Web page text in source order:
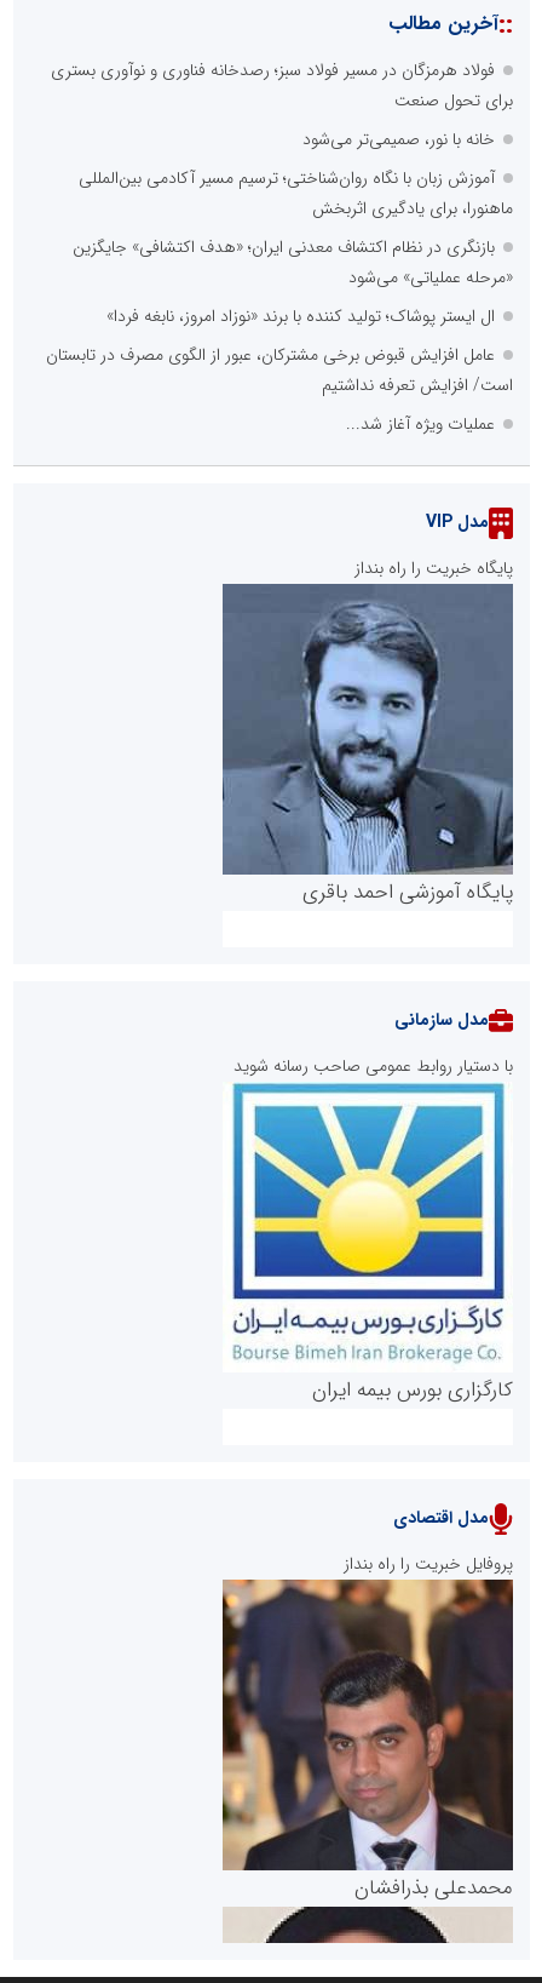
::آخرین مطالب
فولاد هرمزگان در مسیر فولاد سبز؛ رصدخانه فناوری و نوآوری بستری
برای تحول صنعت
خانه با نور، صمیمی‌تر می‌شود
آموزش زبان با نگاه روان‌شناختی؛ ترسیم مسیر آکادمی بین‌المللی
ماهنورا، برای یادگیری اثربخش
بازنگری در نظام اکتشاف معدنی ایران؛ «هدف اکتشافی» جایگزین
«مرحله عملیاتی» می‌شود
ال ایستر پوشاک؛ تولید کننده با برند «نوزاد امروز، نابغه فردا»
عامل افزایش قبوض برخی مشترکان، عبور از الگوی مصرف در تابستان
است/ افزایش تعرفه نداشتیم
عملیات ویژه آغاز شد...
مدل VIP
پایگاه خبریت را راه بنداز
پایگاه آموزشی احمد باقری
روابط عمومی خبرگزاری گزارش خبر
پایگاه خبری نهضت ملی مسکن
پایگاه خبری گفتمان یزد
مدل سازمانی
با دستیار روابط عمومی صاحب رسانه شوید
کارگزاری بورس بیمه ایران
سازمان بورس و اوراق بهادار
مرجع اخبار موثق در بازارسرمایه
مدل اقتصادی
پروفایل خبریت را راه بنداز
محمدعلی بذرافشان